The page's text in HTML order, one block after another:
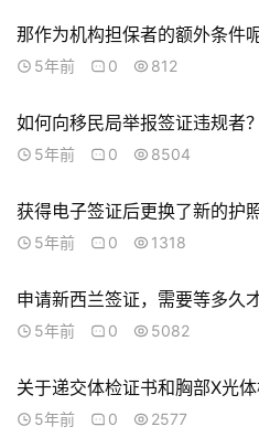
新
兰
留
访
签
证
澳
加
那作为机构担保者的额外条件呢
5年前 0 812
如何向移民局举报签证违规者？
5年前 0 8504
获得电子签证后更换了新的护
5年前 0 1318
申请新西兰签证，需要等多久
5年前 0 5082
关于递交体检证书和胸部X光
5年前 0 2577